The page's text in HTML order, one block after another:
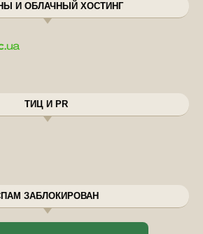
И ОБЛАЧНЫЙ ХОСТИНГ
ТИЦ И PR
ЗАБЛОКИРОВАН